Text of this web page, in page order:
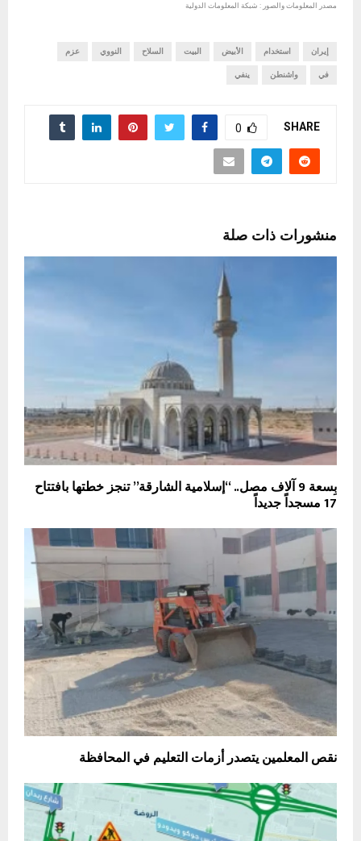
مصدر المعلومات والصور : شبكة المعلومات الدولية
إيران استخدام الأبيض البيت السلاح النووي عزم
في واشنطن ينفي
SHARE
0
منشورات ذات صلة
بِسعة 9 آلاف مصل.. “إسلامية الشارقة” تنجز خطتها بافتتاح
17 مسجداً جديداً
نقص المعلمين يتصدر أزمات التعليم في المحافظة